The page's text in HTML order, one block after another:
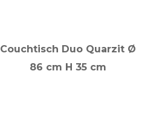
Couchtisch Duo Quarzit Ø
86 cm H 35 cm